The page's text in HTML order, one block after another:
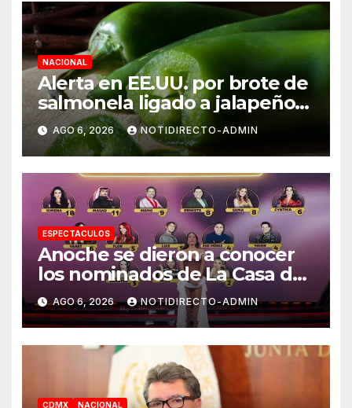
NACIONAL
Alerta en EE.UU. por brote de
salmonela ligado a jalapeños
mexicanos; reportan 345
casos
AGO 6, 2026 NOTIDIRECTO-ADMIN
ESPECTACULOS
Anoche se dieron a conocer
los nominados de La Casa de
los Famosos México 2026 en
la segunda semana
AGO 6, 2026 NOTIDIRECTO-ADMIN
CDMX NACIONAL